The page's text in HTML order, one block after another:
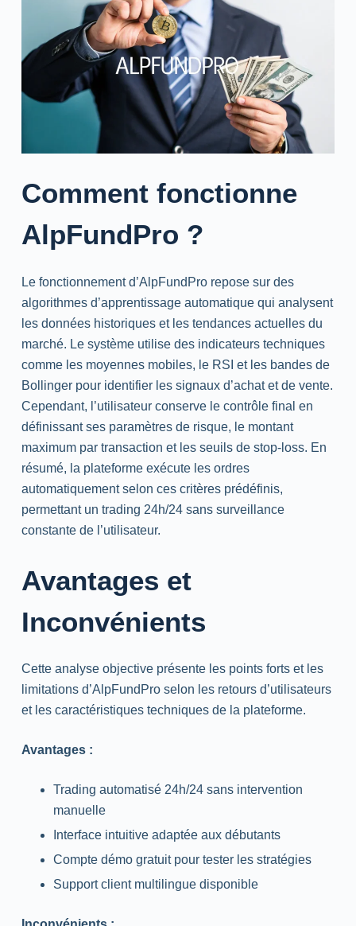
Comment fonctionne
AlpFundPro ?
Le fonctionnement d’AlpFundPro repose sur des
algorithmes d’apprentissage automatique qui analysent
les données historiques et les tendances actuelles du
marché. Le système utilise des indicateurs techniques
comme les moyennes mobiles, le RSI et les bandes de
Bollingerpour identifier les signaux d’achat et de vente.
Cependant, l’utilisateur conserve le contrôle final en
définissant ses paramètres de risque, le montant
maximum par transaction et les seuils de stop-loss. En
résumé, la plateforme exécute les ordres
automatiquement selon ces critères prédéfinis,
permettant un trading 24h/24 sans surveillance
constante de l’utilisateur.
Avantages et
Inconvénients
Cette analyse objective présente les points forts et les
limitations d’AlpFundPro selon les retours d’utilisateurs
et les caractéristiques techniques de la plateforme.
Avantages :
Trading automatisé 24h/24 sans intervention
manuelle
Interface intuitive adaptée aux débutants
Compte démo gratuit pour tester les stratégies
Support client multilingue disponible